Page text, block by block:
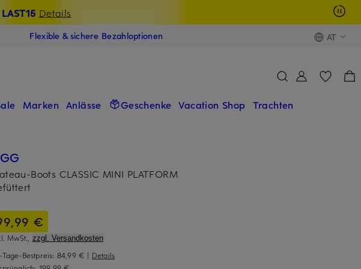
LAST15 Details
Flexible & sichere Bezahloptionen AT
Marken Anlässe Geschenke Vacation Shop Trachten
Boots CLASSIC MINI PLATFORM
€
MwSt., zzgl. Versandkosten
Tage-Bestpreis: 84,99 € | Details